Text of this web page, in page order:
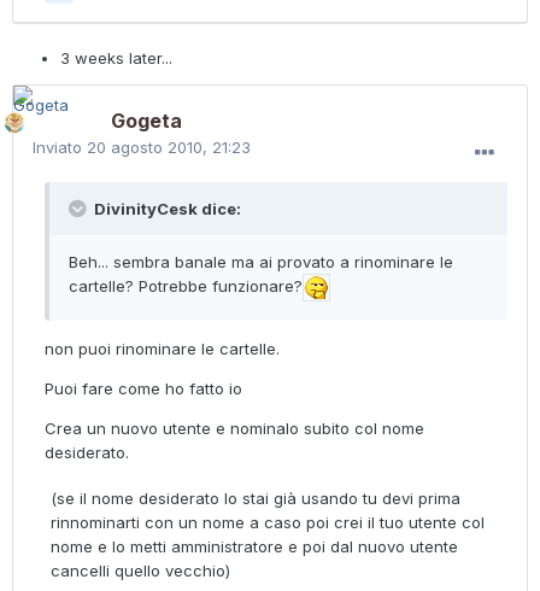
3 weeks later...
Gogeta
Inviato 20 agosto 2010, 21:23
DivinityCesk dice:
Beh... sembra banale ma ai provato a rinominare le
cartelle? Potrebbe funzionare?
non puoi rinominare le cartelle.
Puoi fare come ho fatto io
Crea un nuovo utente e nominalo subito col nome
desiderato.
(se il nome desiderato lo stai già usando tu devi prima
rinnominarti con un nome a caso poi crei il tuo utente col
nome e lo metti amministratore e poi dal nuovo utente
cancelli quello vecchio)